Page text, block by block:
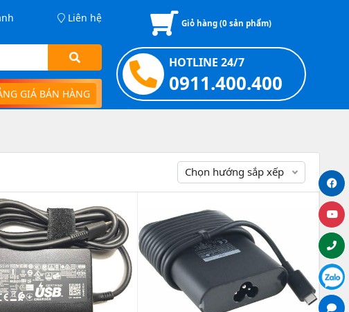
Liên hệ
GIÁ BÁN HÀNG
Giỏ hàng (0 sản phẩm)
HOTLINE 24/7
0911.400.400
Chọn hướng sắp xếp